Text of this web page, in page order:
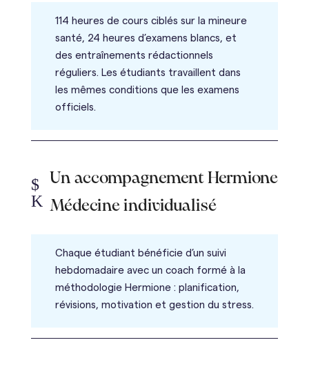
114 heures de cours ciblés sur la mineure
santé, 24 heures d’examens blancs, et
des entraînements rédactionnels
réguliers. Les étudiants travaillent dans
les mêmes conditions que les examens
officiels.
Un accompagnement Hermione
Médecine individualisé
$
K
Chaque étudiant bénéficie d’un suivi
hebdomadaire avec un coach formé à la
méthodologie Hermione : planification,
révisions, motivation et gestion du stress.